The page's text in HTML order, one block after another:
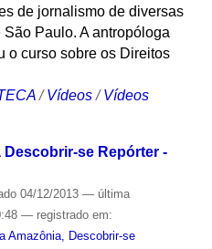
de jornalismo de diversas
Paulo. A antropóloga
o curso sobre os Direitos
/Vídeos /Vídeos
Descobrir-se Repórter -
04/12/2013 — última
— registrado em:
Amazônia, Descobrir-se